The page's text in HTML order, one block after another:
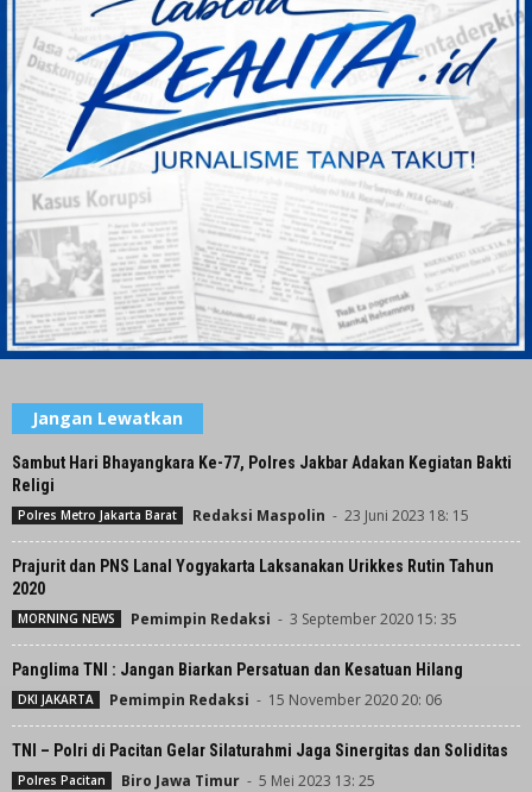
Jangan Lewatkan
Sambut Hari Bhayangkara Ke-77, Polres Jakbar Adakan Kegiatan Bakti
Religi
Polres Metro Jakarta Barat Redaksi Maspolin - 23 Juni 2023 18: 15
Prajurit dan PNS Lanal Yogyakarta Laksanakan Urikkes Rutin Tahun
2020
MORNING NEWS Pemimpin Redaksi - 3 September 2020 15: 35
Panglima TNI : Jangan Biarkan Persatuan dan Kesatuan Hilang
DKI JAKARTA Pemimpin Redaksi - 15 November 2020 20: 06
TNI – Polri di Pacitan Gelar Silaturahmi Jaga Sinergitas dan Soliditas
Polres Pacitan Biro Jawa Timur - 5 Mei 2023 13: 25